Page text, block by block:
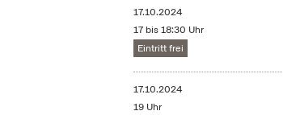
17.10.2024
17 bis 18:30 Uhr
Eintritt frei
17.10.2024
19 Uhr